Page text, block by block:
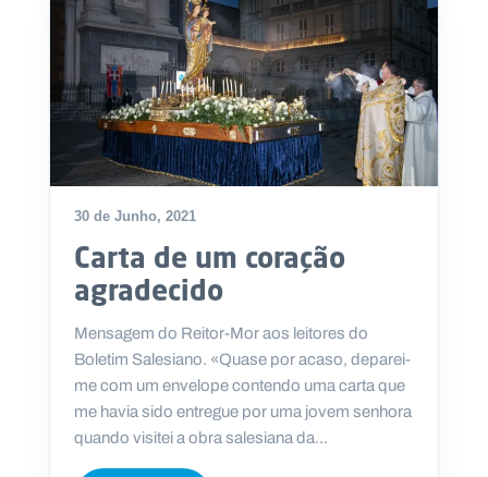
30 de Junho, 2021
Carta de um coração
agradecido
Mensagem do Reitor-Mor aos leitores do
Boletim Salesiano. «Quase por acaso, deparei-
me com um envelope contendo uma carta que
me havia sido entregue por uma jovem senhora
quando visitei a obra salesiana da...
t
A
g
e
C
o
n
t
a
c
t
s
N
w
s
l
e
tt
e